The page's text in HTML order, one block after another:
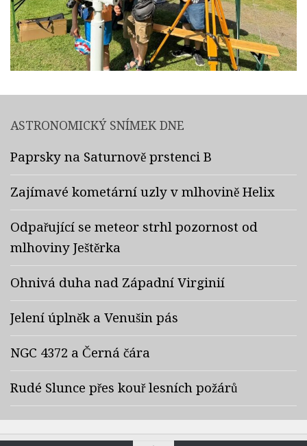
ASTRONOMICKÝ SNÍMEK DNE
Paprsky na Saturnově prstenci B
Zajímavé kometární uzly v mlhovině Helix
Odpařující se meteor strhl pozornost od
mlhoviny Ještěrka
Ohnivá duha nad Západní Virginií
Jelení úplněk a Venušin pás
NGC 4372 a Černá čára
Rudé Slunce přes kouř lesních požárů